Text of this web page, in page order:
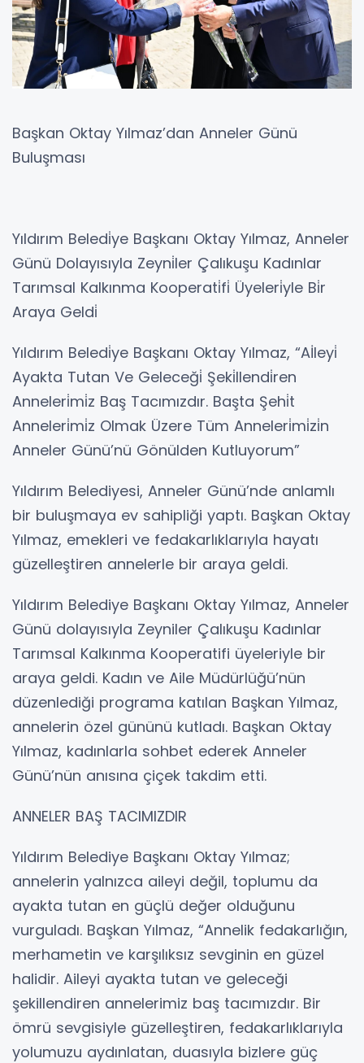
Başkan Oktay Yılmaz’dan Anneler Günü
Buluşması
Yıldırım Beledi̇ye Başkanı Oktay Yılmaz, Anneler
Günü Dolayısıyla Zeyni̇ler Çalıkuşu Kadınlar
Tarımsal Kalkınma Kooperati̇fi̇ Üyeleri̇yle Bi̇r
Araya Geldi̇
Yıldırım Beledi̇ye Başkanı Oktay Yılmaz, “Aİleyi̇
Ayakta Tutan Ve Geleceği̇ Şeki̇llendi̇ren
Anneleri̇mi̇z Baş Tacımızdır. Başta Şehi̇t
Anneleri̇mi̇z Olmak Üzere Tüm Anneleri̇mi̇zi̇n
Anneler Günü’nü Gönülden Kutluyorum”
Yıldırım Belediyesi, Anneler Günü’nde anlamlı
bir buluşmaya ev sahipliği yaptı. Başkan Oktay
Yılmaz, emekleri ve fedakarlıklarıyla hayatı
güzelleştiren annelerle bir araya geldi.
Yıldırım Belediye Başkanı Oktay Yılmaz, Anneler
Günü dolayısıyla Zeyniler Çalıkuşu Kadınlar
Tarımsal Kalkınma Kooperatifi üyeleriyle bir
araya geldi. Kadın ve Aile Müdürlüğü’nün
düzenlediği programa katılan Başkan Yılmaz,
annelerin özel gününü kutladı. Başkan Oktay
Yılmaz, kadınlarla sohbet ederek Anneler
Günü’nün anısına çiçek takdim etti.
ANNELER BAŞ TACIMIZDIR
Yıldırım Belediye Başkanı Oktay Yılmaz;
annelerin yalnızca aileyi değil, toplumu da
ayakta tutan en güçlü değer olduğunu
vurguladı. Başkan Yılmaz, “Annelik fedakarlığın,
merhametin ve karşılıksız sevginin en güzel
halidir. Aileyi ayakta tutan ve geleceği
şekillendiren annelerimiz baş tacımızdır. Bir
ömrü sevgisiyle güzelleştiren, fedakarlıklarıyla
yolumuzu aydınlatan, duasıyla bizlere güç